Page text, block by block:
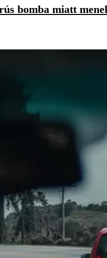
bomba miatt